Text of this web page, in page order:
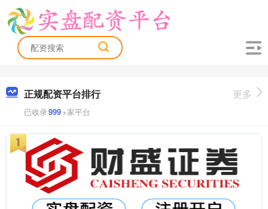
正规配资平台排行
已收录999+家平台
更多